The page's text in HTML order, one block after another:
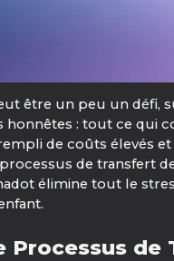
être un peu un défi,
honnêtes : tout ce qui
de coûts élevés et
de transfert
élimine tout le
Processus